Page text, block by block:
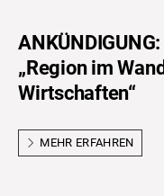
„Region im
Wirtschaften“
MEHR ERFAHREN